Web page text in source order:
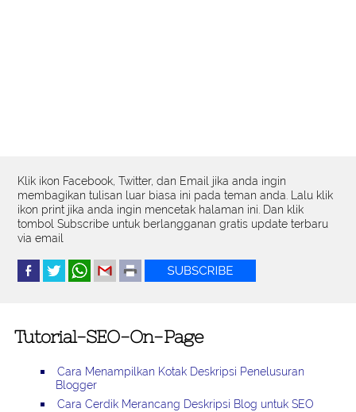
Klik ikon Facebook, Twitter, dan Email jika anda ingin
membagikan tulisan luar biasa ini pada teman anda. Lalu klik
ikon print jika anda ingin mencetak halaman ini. Dan klik
tombol Subscribe untuk berlangganan gratis update terbaru
via email
Tutorial-SEO-On-Page
Cara Menampilkan Kotak Deskripsi Penelusuran
Blogger
Cara Cerdik Merancang Deskripsi Blog untuk SEO